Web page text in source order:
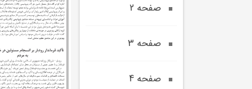
صفحه 2
صفحه 3
صفحه 4